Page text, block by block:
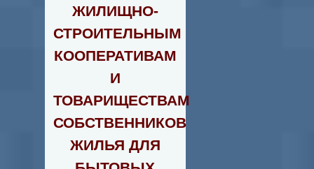
ЖИЛИЩНО-
СТРОИТЕЛЬНЫМ
КООПЕРАТИВАМ
И
ТОВАРИЩЕСТВАМ
СОБСТВЕННИКОВ
ЖИЛЬЯ ДЛЯ